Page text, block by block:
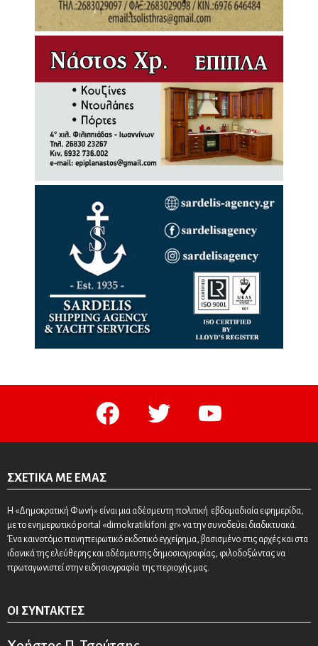
facebook twitter youtube
ΣΧΕΤΙΚΆ ΜΕ ΕΜΆΣ
Η «Δημοκρατική Φωνή» είναι μια αδέσμευτη πολιτική εβδομαδιαία εφημερίδα,
με το ενημερωτικό portal «dimokratikifoni.gr» να την συνοδεύει διαδικτυακά.
Ένα καινοτόμο πανηπειρωτικό εκδοτικό εγχείρημα, βασισμένο στις αρχές και στα
ιδανικά της ελεύθερης και αδέσμευτης δημοσιογραφίας, φιλοδοξώντας να
πρωταγωνιστεί στην ειδησιογραφία της περιοχής μας.
ΟΙ ΣΥΝΤΆΚΤΕΣ